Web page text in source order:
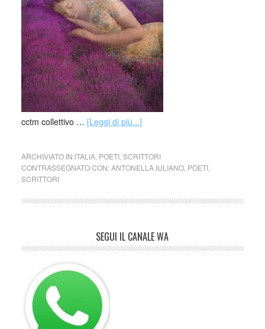
cctm collettivo … [Leggi di più...]
ARCHIVIATO IN:ITALIA, POETI, SCRITTORI
CONTRASSEGNATO CON:ANTONELLA IULIANO, POETI,
SCRITTORI
SEGUI IL CANALE WA